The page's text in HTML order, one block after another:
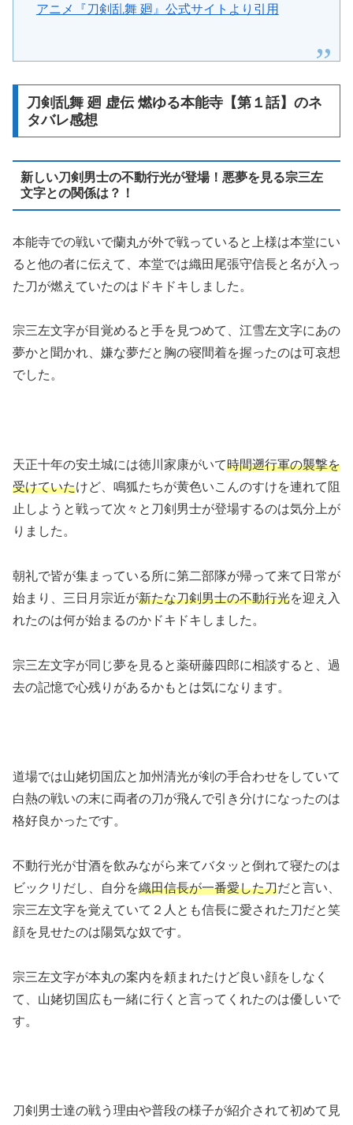
アニメ『刀剣乱舞 廻』公式サイトより引用
刀剣乱舞 廻 虚伝 燃ゆる本能寺【第１話】のネ
タバレ感想
新しい刀剣男士の不動行光が登場！悪夢を見る宗三左
文字との関係は？！
本能寺での戦いで蘭丸が外で戦っていると上様は本堂にい
ると他の者に伝えて、本堂では織田尾張守信長と名が入っ
た刀が燃えていたのはドキドキしました。
宗三左文字が目覚めると手を見つめて、江雪左文字にあの
夢かと聞かれ、嫌な夢だと胸の寝間着を握ったのは可哀想
でした。
天正十年の安土城には徳川家康がいて時間遡行軍の襲撃を
受けていたけど、鳴狐たちが黄色いこんのすけを連れて阻
止しようと戦って次々と刀剣男士が登場するのは気分上が
りました。
朝礼で皆が集まっている所に第二部隊が帰って来て日常が
始まり、三日月宗近が新たな刀剣男士の不動行光を迎え入
れたのは何が始まるのかドキドキしました。
宗三左文字が同じ夢を見ると薬研藤四郎に相談すると、過
去の記憶で心残りがあるかもとは気になります。
道場では山姥切国広と加州清光が剣の手合わせをしていて
白熱の戦いの末に両者の刀が飛んで引き分けになったのは
格好良かったです。
不動行光が甘酒を飲みながら来てバタッと倒れて寝たのは
ビックリだし、自分を織田信長が一番愛した刀だと言い、
宗三左文字を覚えていて２人とも信長に愛された刀だと笑
顔を見せたのは陽気な奴です。
宗三左文字が本丸の案内を頼まれたけど良い顔をしなく
て、山姥切国広も一緒に行くと言ってくれたのは優しいで
す。
刀剣男士達の戦う理由や普段の様子が紹介されて初めて見